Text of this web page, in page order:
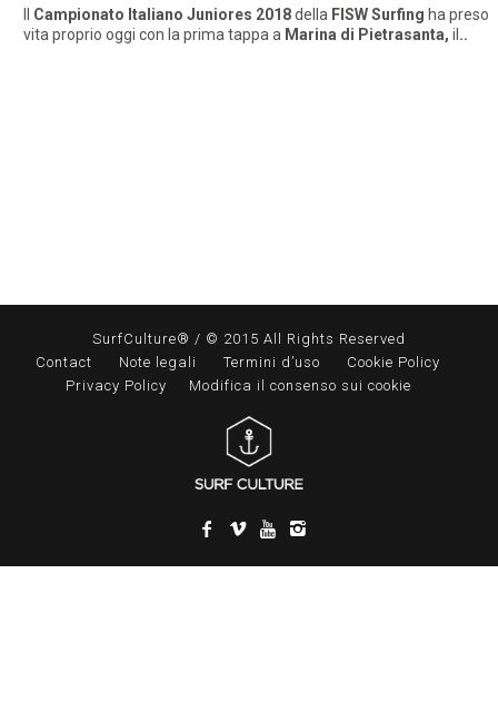
Il Campionato Italiano Juniores 2018della FISW Surfing ha preso
vita proprio oggi con la prima tappa a Marina di Pietrasanta, il..
SurfCulture® / © 2015 All Rights Reserved
Contact
Note legali Termini d’uso
Cookie Policy
Privacy Policy
Modifica il consenso sui cookie